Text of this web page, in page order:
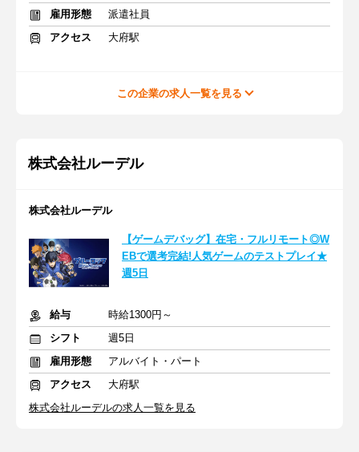
雇用形態
派遣社員
アクセス
大府駅
この企業の求人一覧を見る
株式会社ルーデル
株式会社ルーデル
【ゲームデバッグ】在宅・フルリモート◎W
EBで選考完結!人気ゲームのテストプレイ★
週5日
給与
時給1300円～
シフト
週5日
雇用形態
アルバイト・パート
アクセス
大府駅
株式会社ルーデルの求人一覧を見る